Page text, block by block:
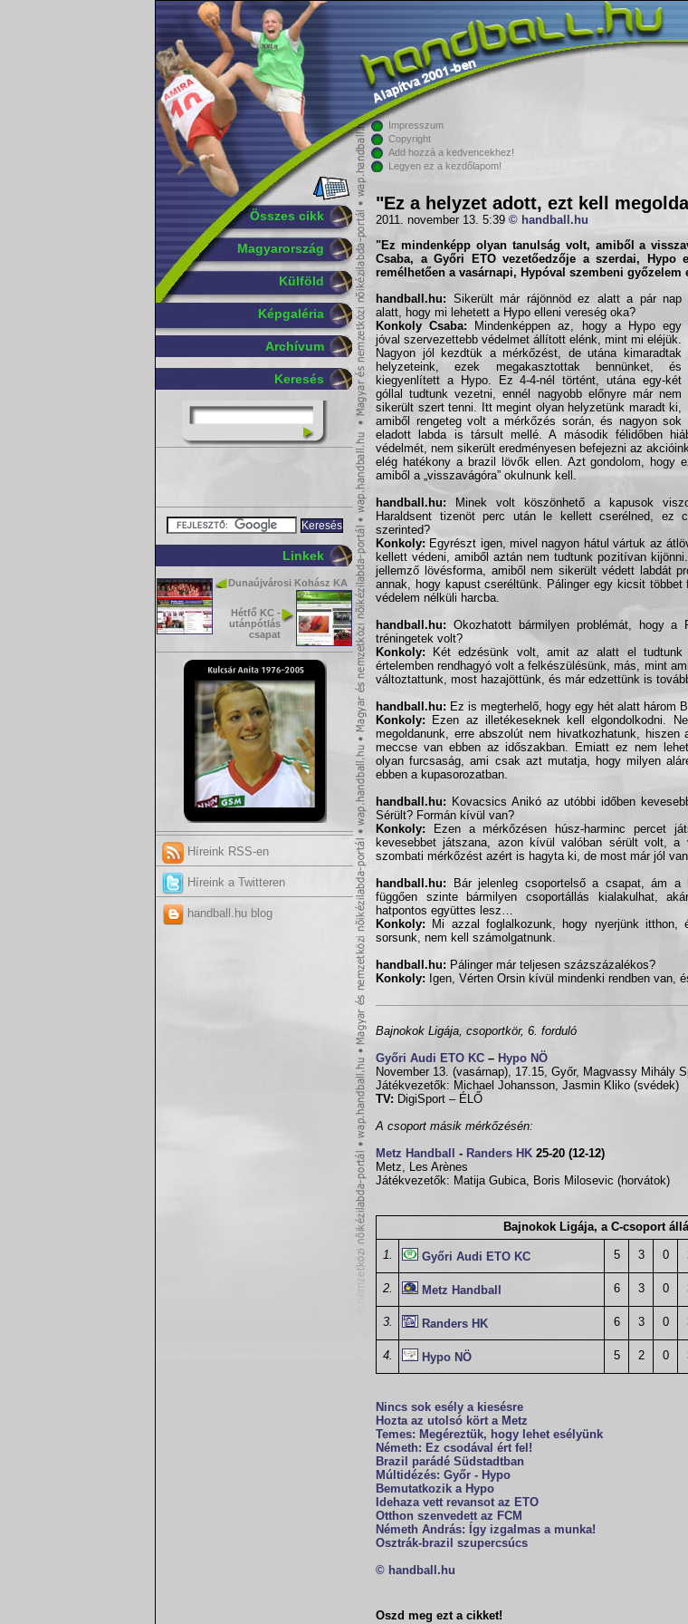
Összes cikk
Magyarország
Külföld
Képgaléria
Archívum
Keresés
Linkek
Dunaújvárosi Kohász KA
Hétfő KC -
utánpótlás
csapat
Híreink RSS-en
Híreink a Twitteren
handball.hu blog
Impresszum
Copyright
Add hozzá a kedvencekhez!
Legyen ez a kezdőlapom!
"Ez a helyzet adott, ezt kell
2011. november 13. 5:39 © handball.hu
"Ez mindenképp olyan tanulság volt, amiből a
Csaba, aGyőri ETOvezetőedzője a szerdai, Hypo
remélhetően a vasárnapi, Hypóval szembeni
handball.hu: Sikerült már rájönnöd ez alatt a pár nap
alatt, hogy mi lehetett a Hypo elleni vereség oka?
Konkoly Csaba: Mindenképpen az, hogy a Hypo egy
jóval szervezettebb védelmet állított elénk, mint mi eléjük.
Nagyon jól kezdtük a mérkőzést, de utána kimaradtak
helyzeteink, ezek megakasztottak bennünket, és
kiegyenlített a Hypo. Ez 4-4-nél történt, utána egy-két
góllal tudtunk vezetni, ennél nagyobb előnyre már nem
sikerült szert tenni. Itt megint olyan helyzetünk maradt ki,
amiből rengeteg volt a mérkőzés során, és nagyon sok
eladott labda is társult mellé. A második félidőben
védelmét, nem sikerült eredményesen befejezni az
elég hatékony a brazil lövők ellen. Azt gondolom, hogy
amiből a „visszavágóra” okulnunk kell.
handball.hu: Minek volt köszönhető a kapusok
Haraldsent tizenöt perc után le kellett cserélned, ez
szerinted?
Konkoly: Egyrészt igen, mivel nagyon hátul vártuk az
kellett védeni, amiből aztán nem tudtunk pozitívan
jellemző lövésforma, amiből nem sikerült védett labdát
annak, hogy kapust cseréltünk. Pálinger egy kicsit
védelem nélküli harcba.
handball.hu: Okozhatott bármilyen problémát, hogy a
tréningetek volt?
Konkoly: Két edzésünk volt, amit az alatt el tudtunk
értelemben rendhagyó volt a felkészülésünk, más, mint
változtattunk, most hazajöttünk, és már edzettünk is
handball.hu: Ez is megterhelő, hogy egy hét alatt három
Konkoly: Ezen az illetékeseknek kell elgondolkodni.
megoldanunk, erre abszolút nem hivatkozhatunk,
meccse van ebben az időszakban. Emiatt ez nem
olyan furcsaság, ami csak azt mutatja, hogy milyen
ebben a kupasorozatban.
handball.hu: Kovacsics Anikó az utóbbi időben
Sérült? Formán kívül van?
Konkoly: Ezen a mérkőzésen húsz-harminc percet
kevesebbet játszana, azon kívül valóban sérült volt, a
szombati mérkőzést azért is hagyta ki, de most már jól van.
handball.hu: Bár jelenleg csoportelső a csapat, ám a
függően szinte bármilyen csoportállás kialakulhat,
hatpontos együttes lesz…
Konkoly: Mi azzal foglalkozunk, hogy nyerjünk itthon,
sorsunk, nem kell számolgatnunk.
handball.hu: Pálinger már teljesen százszázalékos?
Konkoly: Igen, Vérten Orsin kívül mindenki rendben van,
Bajnokok Ligája, csoportkör, 6. forduló
Győri Audi ETO KC – Hypo NÖ
November 13. (vasárnap), 17.15, Győr, Magvassy Mihály
Játékvezetők: Michael Johansson, Jasmin Kliko (svédek)
TV: DigiSport – ÉLŐ
A csoport másik mérkőzésén:
Metz Handball - Randers HK 25-20 (12-12)
Metz, Les Arènes
Játékvezetők: Matija Gubica, Boris Milosevic (horvátok)
Bajnokok Ligája, a C-csoport
1. Győri Audi ETO KC 5 3 0
2. Metz Handball 6 3 0
3. Randers HK 6 3 0
4. Hypo NÖ 5 2 0
Nincs sok esély a kiesésre
Hozta az utolsó kört a Metz
Temes: Megéreztük, hogy lehet esélyünk
Németh: Ez csodával ért fel!
Brazil parádé Südstadtban
Múltidézés: Győr - Hypo
Bemutatkozik a Hypo
Idehaza vett revansot az ETO
Otthon szenvedett az FCM
Németh András: Így izgalmas a munka!
Osztrák-brazil szupercsúcs
© handball.hu
Oszd meg ezt a cikket!